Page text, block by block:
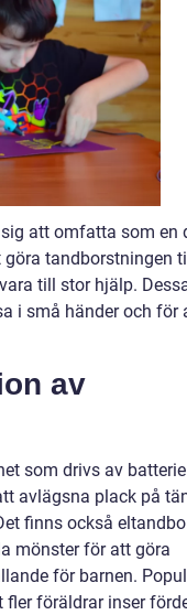
att omfatta som en
tandborstningen
till stor hjälp.
i små händer och för
av
som drivs av
avlägsna plack på
finns också
mönster för att göra
för barnen.
föräldrar inser